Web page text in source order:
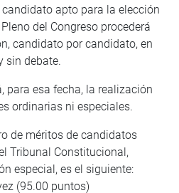
apto para la elección
del Congreso procederá
candidato por candidato, en
sin debate.
para esa fecha, la realización
ordinarias ni especiales.
de méritos de candidatos
Tribunal Constitucional,
especial, es el siguiente:
(95.00 puntos)